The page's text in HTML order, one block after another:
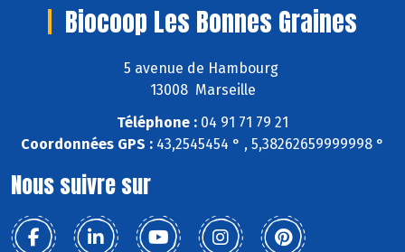
Biocoop Les Bonnes Graines
5 avenue de Hambourg
13008 Marseille
Téléphone : 04 91 71 79 21
Coordonnées GPS : 43,2545454 ° , 5,38262659999998 °
Nous suivre sur